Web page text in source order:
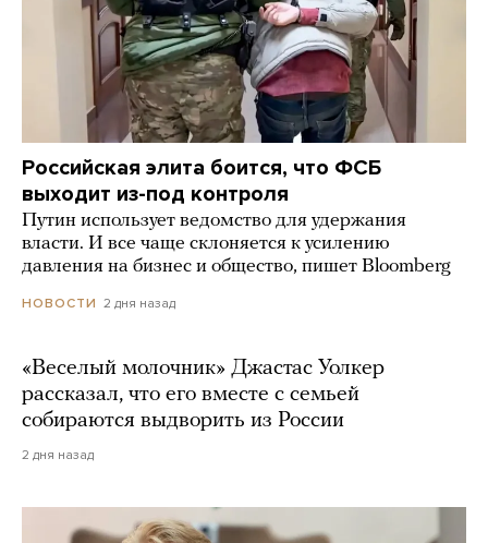
Российская элита боится, что ФСБ
выходит из-под контроля
Путин использует ведомство для удержания
власти. И все чаще склоняется к усилению
давления на бизнес и общество, пишет Bloomberg
НОВОСТИ 2 дня назад
«Веселый молочник» Джастас Уолкер
рассказал, что его вместе с семьей
собираются выдворить из России
2 дня назад